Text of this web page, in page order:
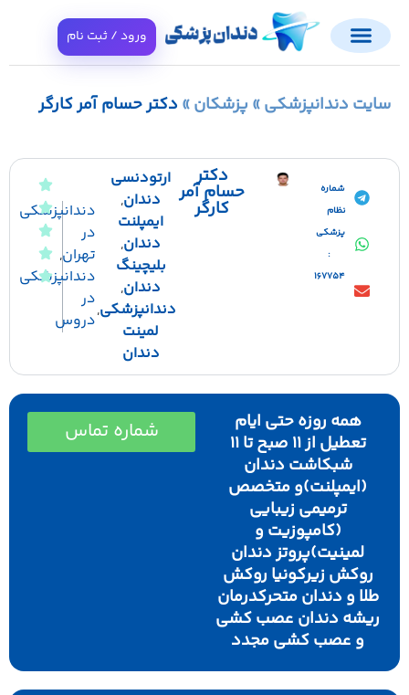
ورود / ثبت نام
دندانپزشکی»پزشکان»دکتر حسام آمر کارگر
شماره
حسام آمر
ارتودنسی
دندان ,
ایمپلنت
,
بلیچینگ
,
دندانپزشکی,
دندانپزشکی
تهران
دندانپزشکی
در
دروس
همه روزه حتی ایام
تعطیل از ۱۱ صبح تا ۱۱
شبکاشت دندان
(ایمپلنت)و متخصص
ترمیمی زیبایی
(کامپوزیت و
لمینیت)پروتز دندان
زیرکونیا روکش
و دندان متحرکدرمان
دندان عصب کشی
و عصب کشی مجدد
شماره تماس